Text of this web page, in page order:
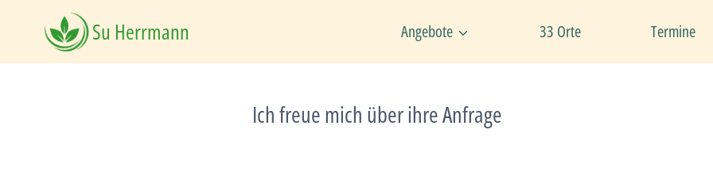
Su Herrmann Angebote 33 Orte Termine
Ich freue mich über ihre Anfrage